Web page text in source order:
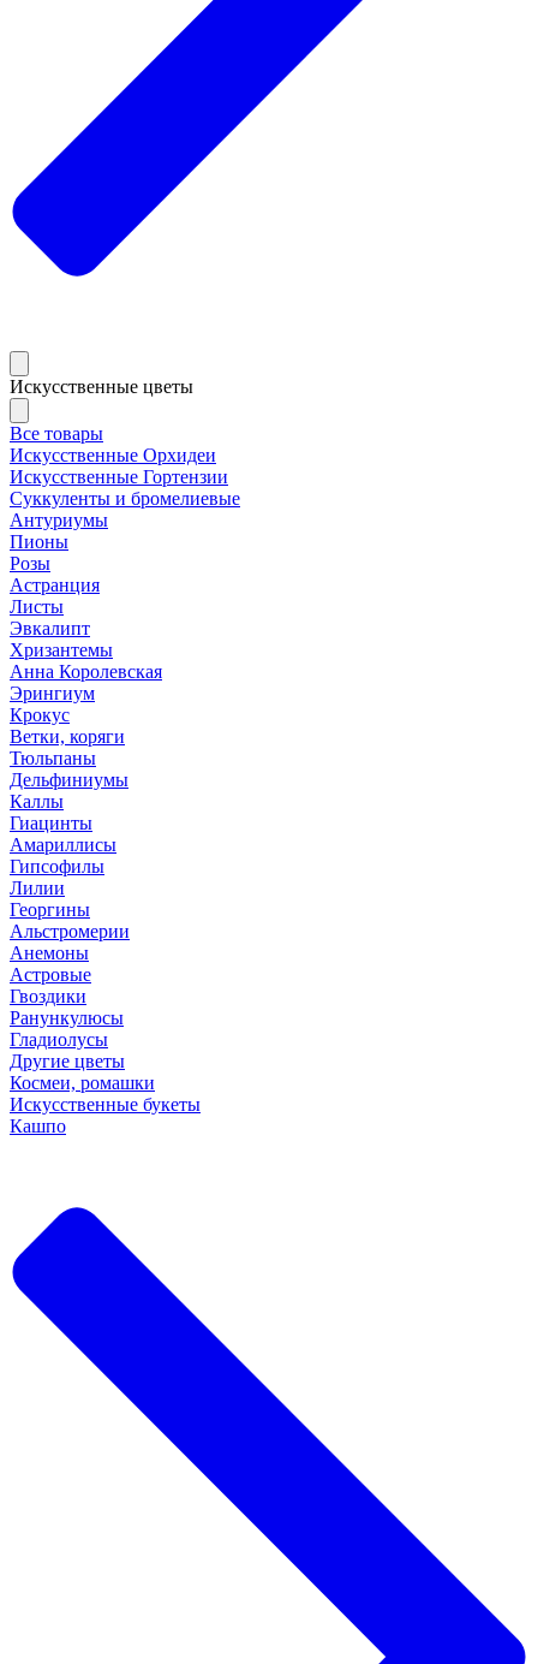
Искусственные цветы
Все товары
Искусственные Орхидеи
Искусственные Гортензии
Суккуленты и бромелиевые
Антуриумы
Пионы
Розы
Астранция
Листы
Эвкалипт
Хризантемы
Анна Королевская
Эрингиум
Крокус
Ветки, коряги
Тюльпаны
Дельфиниумы
Каллы
Гиацинты
Амариллисы
Гипсофилы
Лилии
Георгины
Альстромерии
Анемоны
Астровые
Гвоздики
Ранункулюсы
Гладиолусы
Другие цветы
Космеи, ромашки
Искусственные букеты
Кашпо